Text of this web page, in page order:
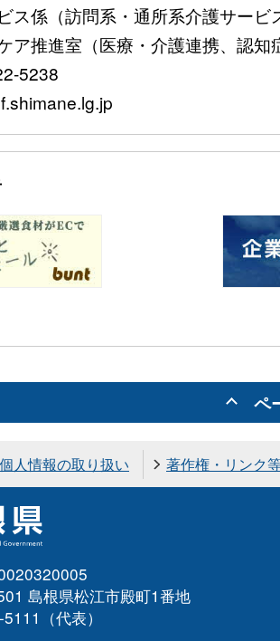
ス係（訪問系・通所系介護サー
ア推進室（医療・介護連携、認
5238
ペ
個人情報の取り扱い 著作権・リンク
島根県松江市殿町1番地
（代表）